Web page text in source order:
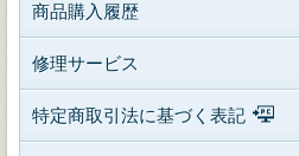
商品購入履歴
修理サービス
特定商取引法に基づく表記